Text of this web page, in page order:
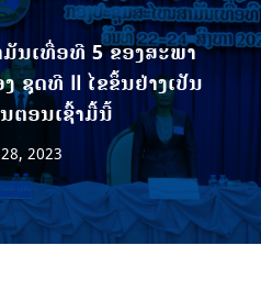
ນເທື່ອທີ 5 ຂອງສະພາ
ຊຸດທີ II ໄຂຂຶ້ນຢ່າງເປັນ
ຕອນເຊົ້າມື້ນີ້
2023